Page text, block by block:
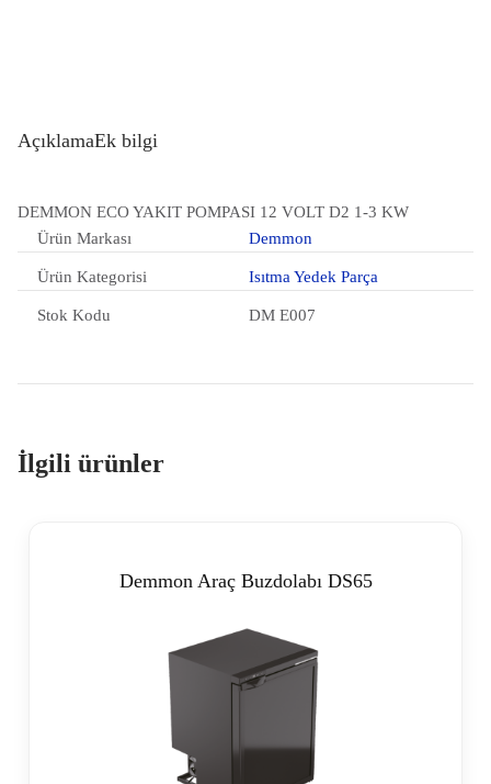
AçıklamaEk bilgi
DEMMON ECO YAKIT POMPASI 12 VOLT D2 1-3 KW
Ürün Markası
Demmon
Ürün Kategorisi Isıtma Yedek Parça
Stok Kodu DM E007
İlgili ürünler
Demmon Araç Buzdolabı DS65